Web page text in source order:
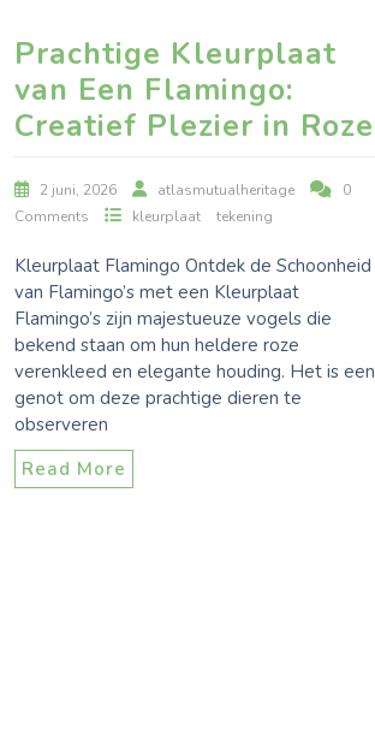
Prachtige Kleurplaat
van Een Flamingo:
Creatief Plezier in Roze
2 juni, 2026 atlasmutualheritage
0
Comments
kleurplaat tekening
Kleurplaat Flamingo Ontdek de Schoonheid
van Flamingo’s met een Kleurplaat
Flamingo’s zijn majestueuze vogels die
bekend staan om hun heldere roze
verenkleed en elegante houding. Het is een
genot om deze prachtige dieren te
observeren
Read More